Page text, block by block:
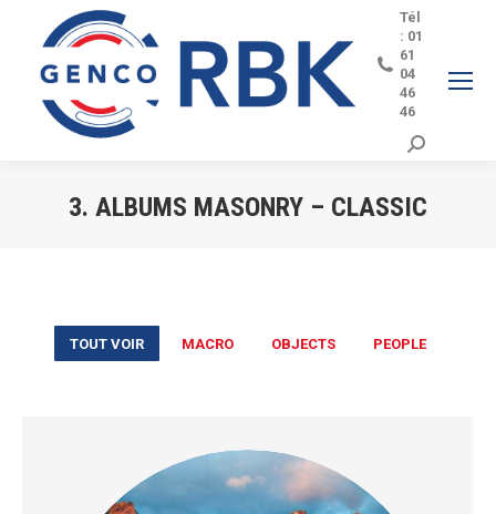
Tél
: 01
61
04
46
46
Search:
3. ALBUMS MASONRY – CLASSIC
TOUT VOIR MACRO OBJECTS PEOPLE